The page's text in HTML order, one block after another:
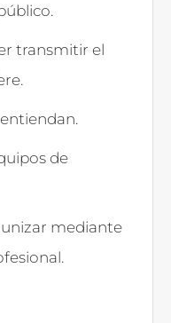
transmitir el
de
mediante